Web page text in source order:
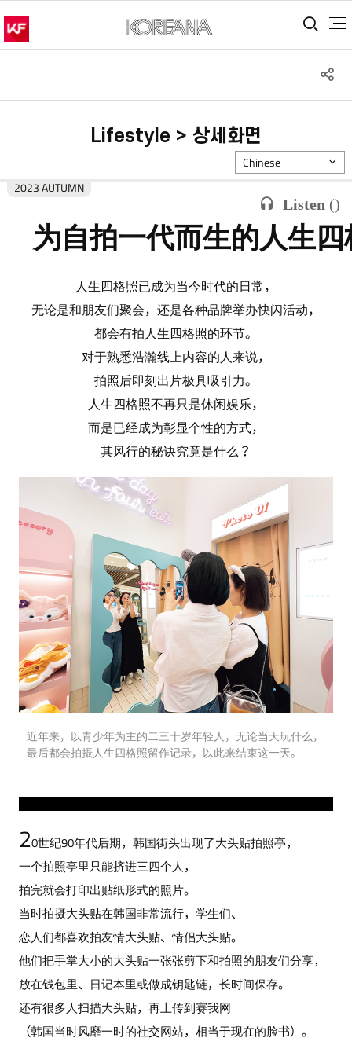
통
Lifestyle > 상세화면
Listen ()
2023 AUTUMN
Chinese
为自拍一代而生的人生四
人生四格照已成为当今时代的日常，
无论是和朋友们聚会，还是各种品牌举办快闪活动，
都会有拍人生四格照的环节。
对于熟悉浩瀚线上内容的人来说，
拍照后即刻出片极具吸引力。
人生四格照不再只是休闲娱乐，
而是已经成为彰显个性的方式，
其风行的秘诀究竟是什么？
近年来，以青少年为主的二三十岁年轻人，无论当天玩什么，
最后都会拍摄人生四格照留作记录，以此来结束这一天。
20世纪90年代后期，韩国街头出现了大头贴拍照亭，
一个拍照亭里只能挤进三四个人，
拍完就会打印出贴纸形式的照片。
当时拍摄大头贴在韩国非常流行，学生们、
恋人们都喜欢拍友情大头贴、情侣大头贴。
他们把手掌大小的大头贴一张张剪下和拍照的朋友们分享，
放在钱包里、日记本里或做成钥匙链，长时间保存。
还有很多人扫描大头贴，再上传到赛我网
（韩国当时风靡一时的社交网站，相当于现在的脸书）。